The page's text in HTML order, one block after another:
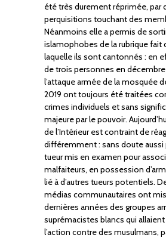
été très durement réprimée, par
perquisitions touchant des
Néanmoins elle a permis de
islamophobes de la rubrique fait
laquelle ils sont cantonnés : en
de trois personnes en
l’attaque armée de la mosquée
2019 ont toujours été traitées
crimes individuels et sans
majeure par le pouvoir.
de l’Intérieur est contraint de
différemment : sans doute aussi
tueur mis en examen pour
malfaiteurs, en possession
lié à d’autres tueurs potentiels.
médias communautaires ont
dernières années des groupes
suprémacistes blancs qui allaient
l’action contre des musulmans,